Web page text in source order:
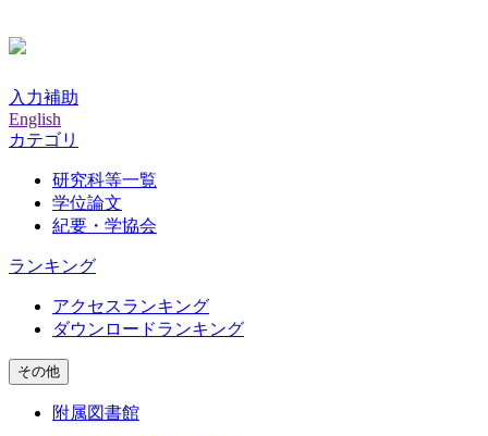
入力補助
English
カテゴリ
研究科等一覧
学位論文
紀要・学協会
ランキング
アクセスランキング
ダウンロードランキング
その他
附属図書館